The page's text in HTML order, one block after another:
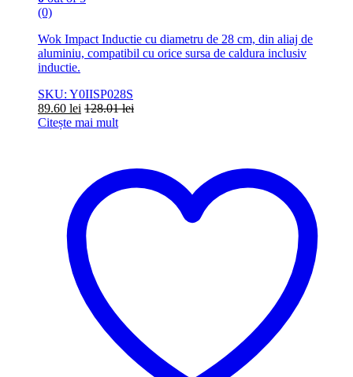
(0)
Wok Impact Inductie cu diametru de 28 cm, din aliaj de
aluminiu, compatibil cu orice sursa de caldura inclusiv
inductie.
SKU: Y0IISP028S
89.60 lei 128.01lei
Citește mai mult